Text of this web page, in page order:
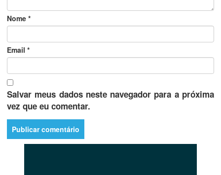
Nome *
Email *
Salvar meus dados neste navegador para a próxima
vez que eu comentar.